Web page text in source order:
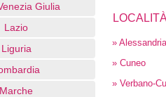
Giulia
Lazio
Liguria
Marche
LOCALITÀ
» Alessandria
» Cuneo
» Verbano-